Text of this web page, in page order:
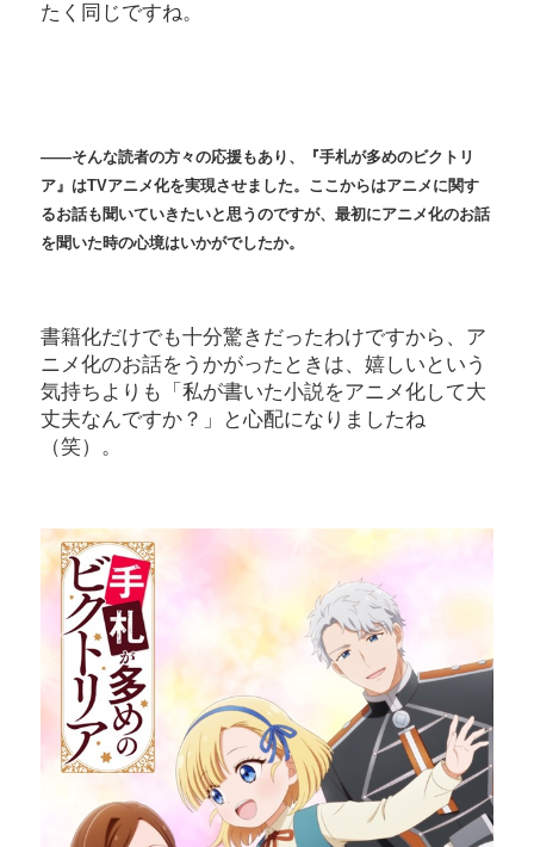
たく同じですね。
――そんな読者の方々の応援もあり、『手札が多めのビクトリ
ア』はTVアニメ化を実現させました。ここからはアニメに関す
るお話も聞いていきたいと思うのですが、最初にアニメ化のお話
を聞いた時の心境はいかがでしたか。
書籍化だけでも十分驚きだったわけですから、ア
ニメ化のお話をうかがったときは、嬉しいという
気持ちよりも「私が書いた小説をアニメ化して大
丈夫なんですか？」と心配になりましたね
（笑）。